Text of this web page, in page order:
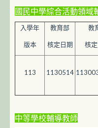
國民中學綜合活動領域
入學年
版本
教育部
核定日期
教
核
113 1130514
中等學校輔導教師